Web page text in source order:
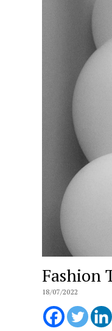
Fashion
18/07/2022